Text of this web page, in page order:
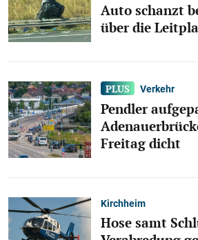
Auto schanzt
über die
Verkehr
Pendler
Freitag dicht
Kirchheim
Hose samt